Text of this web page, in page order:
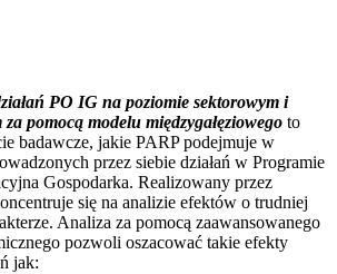
PO IG na poziomie sektorowym i
pomocą modelu międzygałęziowego to
badawcze, jakie PARP podejmuje w
przez siebie działań w Programie
Gospodarka. Realizowany przez
się na analizie efektów o trudniej
Analiza za pomocą zaawansowanego
pozwoli oszacować takie efekty
jak: